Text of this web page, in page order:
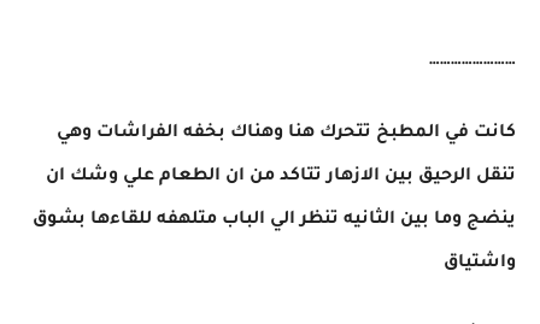
……………………
كانت في المطبخ تتحرك هنا وهناك بخفه الفراشات وهي
تنقل الرحيق بين الازهار تتاكد من ان الطعام علي وشك ان
ينضج وما بين الثانيه تنظر الي الباب متلهفه للقاءها بشوق
واشتياق